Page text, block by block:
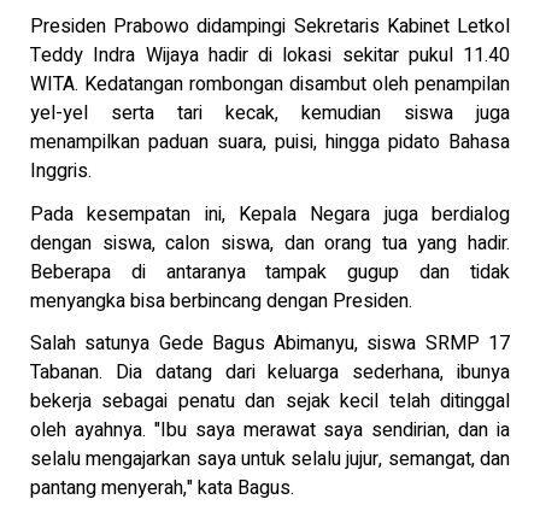
Presiden Prabowo didampingi Sekretaris Kabinet Letkol
Teddy Indra Wijaya hadir di lokasi sekitar pukul 11.40
WITA. Kedatangan rombongan disambut oleh penampilan
yel-yel serta tari kecak, kemudian siswa juga
menampilkan paduan suara, puisi, hingga pidato Bahasa
Inggris.
Pada kesempatan ini, Kepala Negara juga berdialog
dengan siswa, calon siswa, dan orang tua yang hadir.
Beberapa di antaranya tampak gugup dan tidak
menyangka bisa berbincang dengan Presiden.
Salah satunya Gede Bagus Abimanyu, siswa SRMP 17
Tabanan. Dia datang dari keluarga sederhana, ibunya
bekerja sebagai penatu dan sejak kecil telah ditinggal
oleh ayahnya. "Ibu saya merawat saya sendirian, dan ia
selalu mengajarkan saya untuk selalu jujur, semangat, dan
pantang menyerah," kata Bagus.